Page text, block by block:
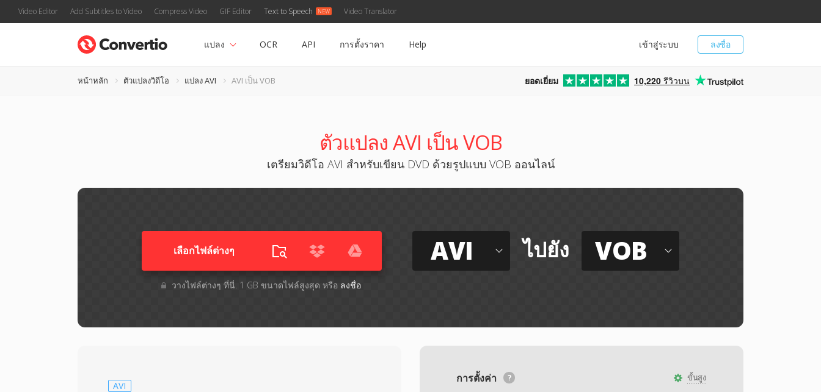
Video Editor Add Subtitles to Video Compress Video GIF Editor Text to Speech Video Translator
ลงชื่อ
เข้าสู่ระบบ
แปลง OCR API การตั้งราคา Help
หน้าหลัก ตัวแปลงวิดีโอ แปลง AVI AVI เป็น VOB ยอดเยี่ยม 10,220 รีวิวบน
ตัวแปลง AVI เป็น VOB
เตรียมวิดีโอ AVI สำหรับเขียน DVD ด้วยรูปแบบ VOB ออนไลน์
เลือกไฟล์ต่างๆ​
วางไฟล์ต่างๆ​ ที่นี่. 1 GB ขนาดไฟล์สูงสุด หรือ ลงชื่อ
AVI ไปยัง VOB
ขั้นสูง
การตั้งค่า
AVI